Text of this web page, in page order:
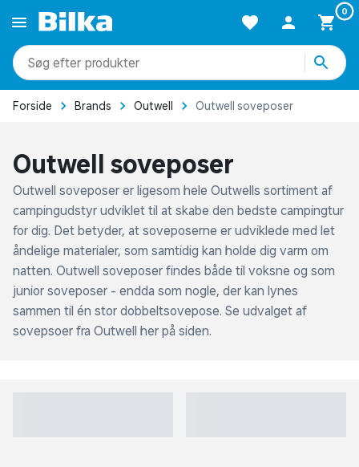
0
produkter
kategorier
mere end 51.000 varer
Forside Brands Outwell Outwell soveposer
Outwell soveposer
Outwell soveposer er ligesom hele Outwells sortiment af
campingudstyr udviklet til at skabe den bedste campingtur
for dig. Det betyder, at soveposerne er udviklede med let
åndelige materialer, som samtidig kan holde dig varm om
natten. Outwell soveposer findes både til voksne og som
junior soveposer - endda som nogle, der kan lynes
sammen til én stor dobbeltsovepose. Se udvalget af
sovepsoer fra Outwell her på siden.